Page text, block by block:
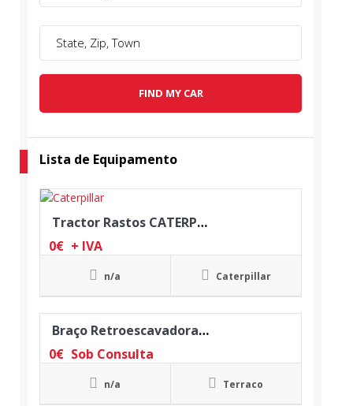
FIND MY CAR
Lista de Equipamento
n/a Caterpillar
Tractor Rastos CATERPILLAR D3B SA
0€ + IVA
n/a Terraco
Braço Retroescavadora TERRACO
0€ Sob Consulta